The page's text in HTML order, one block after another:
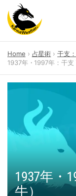
content
Home 占星術
干支
1937年・1997年：干支
1937年・
牛）